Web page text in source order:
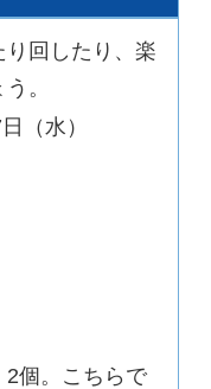
回したり、楽
。
（水）
2個。こちらで